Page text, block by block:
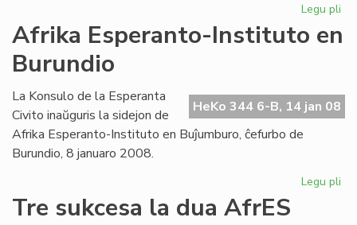
Legu pli
la
Afrika Esperanto-Instituto en
Burundio
HeKo 344 6-B, 14 jan 08
La Konsulo de la Esperanta
Civito inaŭguris la sidejon de
Afrika Esperanto-Instituto en Buĵumburo, ĉefurbo de
Burundio, 8 januaro 2008.
Legu pli
Tre sukcesa la dua AfrES